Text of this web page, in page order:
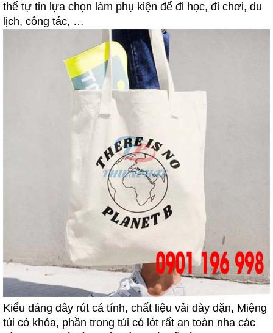
thể tự tin lựa chọn làm phụ kiện để đi học, đi chơi, du
lịch, công tác, …
Kiểu dáng dây rút cá tính, chất liệu vải dày dặn, Miệng
túi có khóa, phần trong túi có lót rất an toàn nha các